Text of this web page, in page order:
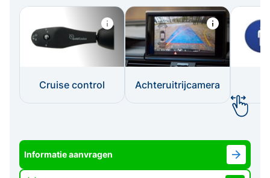
Cruise control Achteruitrijcamera
Informatie aanvragen